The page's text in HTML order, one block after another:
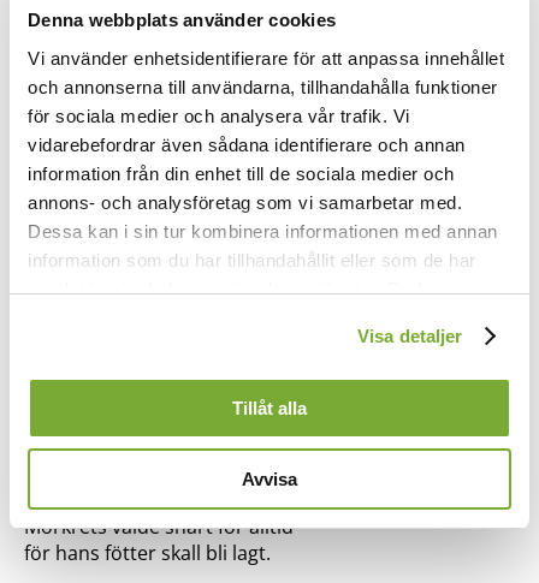
Denna webbplats använder cookies
Vi använder enhetsidentifierare för att anpassa innehållet
och annonserna till användarna, tillhandahålla funktioner
för sociala medier och analysera vår trafik. Vi
vidarebefordrar även sådana identifierare och annan
information från din enhet till de sociala medier och
annons- och analysföretag som vi samarbetar med.
Dessa kan i sin tur kombinera informationen med annan
information som du har tillhandahållit eller som de har
samlat in när du har använt deras tjänster. Du kan
-länken i nedre delen
av sidan.
Visa detaljer
Tillåt alla
Avvisa
Låt oss tillbe av allt hjärta
Herren över alla herrar
mänska blev i ödmjukhet.
Han var död, men se, han lever
nu och i all evighet.
Själv han står här mitt ibland oss,
talar till oss nådens ord.
Med sitt blod och sin lekamen
tröstar han oss vid sitt bord.
Ljus av ljus från ljusets rike
kommer till oss med Guds makt.
Längs hans väg på jorden håller
himlens änglar trofast vakt.
Mörkrets välde snart för alltid
för hans fötter skall bli lagt.